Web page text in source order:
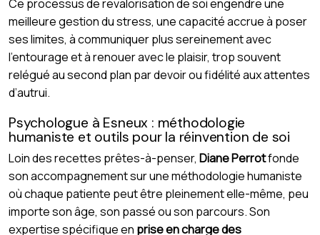
Ce processus de revalorisation de soi engendre une
meilleure gestion du stress, une capacité accrue à poser
ses limites, à communiquer plus sereinement avec
l’entourage et à renouer avec le plaisir, trop souvent
relégué au second plan par devoir ou fidélité aux attentes
d’autrui.
Psychologue à Esneux : méthodologie
humaniste et outils pour la réinvention de soi
Loin des recettes prêtes-à-penser, Diane Perrotfonde
son accompagnement sur une méthodologie humaniste
où chaque patiente peut être pleinement elle-même, peu
importe son âge, son passé ou son parcours. Son
expertise spécifique en prise en charge des